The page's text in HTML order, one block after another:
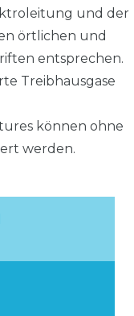
und der
örtlichen und
entsprechen.
Treibhausgase
können ohne
werden.